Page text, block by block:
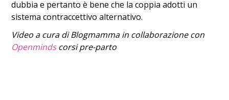
dubbia e pertanto è bene che la coppia adotti un
sistema contraccettivo alternativo.
Video a cura di Blogmamma in collaborazione con
Openmindscorsi pre-parto